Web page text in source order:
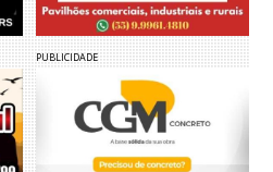
PUBLICIDADE